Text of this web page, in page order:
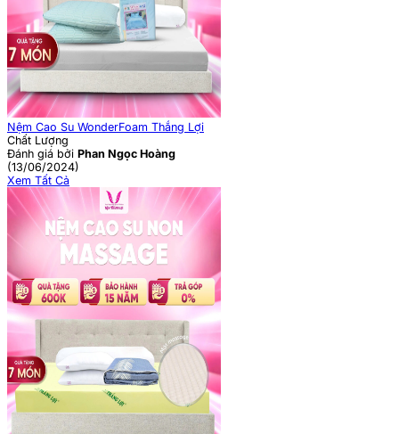
Nệm Cao Su WonderFoam Thắng Lợi
Chất Lượng
Đánh giá bởi Phan Ngọc Hoàng
(13/06/2024)
Xem Tất Cả